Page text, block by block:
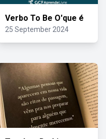
Verbo To Be O'que é
25 September 2024